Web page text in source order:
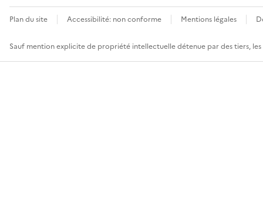
Plan du site Accessibilité: non conforme Mentions légales
Sauf mention explicite de propriété intellectuelle détenue par des tiers,